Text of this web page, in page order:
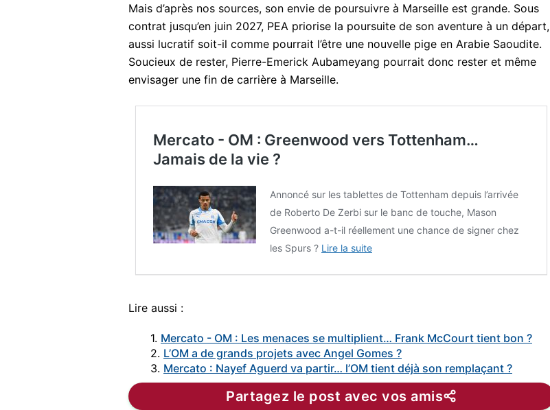
Mais d’après nos sources, son envie de poursuivre à Marseille est grande. Sous
contrat jusqu’en juin 2027, PEA priorise la poursuite de son aventure à un départ,
aussi lucratif soit-il comme pourrait l’être une nouvelle pige en Arabie Saoudite.
Soucieux de rester, Pierre-Emerick Aubameyang pourrait donc rester et même
envisager une fin de carrière à Marseille.
Mercato - OM : Greenwood vers Tottenham…
Jamais de la vie ?
Annoncé sur les tablettes de Tottenham depuis l’arrivée
de Roberto De Zerbi sur le banc de touche, Mason
Greenwood a-t-il réellement une chance de signer chez
les Spurs ? Lire la suite
Lire aussi :
1. Mercato - OM : Les menaces se multiplient… Frank McCourt tient bon ?
2. L’OM a de grands projets avec Angel Gomes ?
3. Mercato : Nayef Aguerd va partir… l’OM tient déjà son remplaçant ?
Partagez le post avec vos amis